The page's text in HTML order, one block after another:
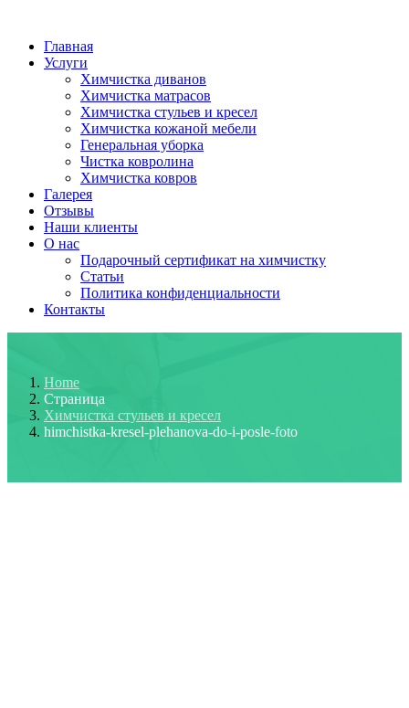
Главная
Услуги
Химчистка диванов
Химчистка матрасов
Химчистка стульев и кресел
Химчистка кожаной мебели
Генеральная уборка
Чистка ковролина
Химчистка ковров
Галерея
Отзывы
Наши клиенты
О нас
Подарочный сертификат на химчистку
Статьи
Политика конфиденциальности
Контакты
Home
Страница
Химчистка стульев и кресел
himchistka-kresel-plehanova-do-i-posle-foto